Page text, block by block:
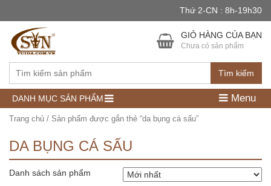
Thứ 2-CN : 8h-19h30
Tìm kiếm
GIỎ HÀNG CỦA BẠN
Chưa có sản phẩm
DANH MỤC SẢN PHẨM Menu
Trang chủ / Sản phẩm được gắn thẻ “da bụng cá sấu”
DA BỤNG CÁ SẤU
Danh sách sản phẩm